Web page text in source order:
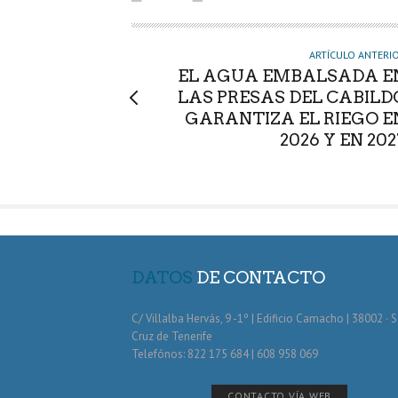
R
ARTÍCULO
EL AGUA EMBALSADA
LAS PRESAS DEL
GARANTIZA EL RIEGO
2026 Y EN
DATOS DE CONTACTO
C/ Villalba Hervás, 9 -1º | Edificio Camacho | 38002 ·
Cruz de Tenerife
Telefónos: 822 175 684 | 608 958 069